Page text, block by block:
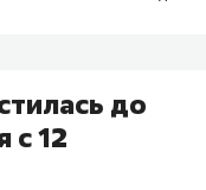
до
с 12